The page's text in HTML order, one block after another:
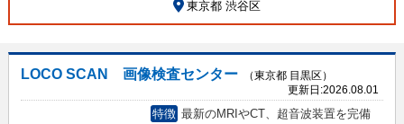
東京都 渋谷区
LOCO SCAN 画像検査センター
（東京都 目黒区）
更新日:2026.08.01
特徴 最新のMRIやCT、超音波装置を完備